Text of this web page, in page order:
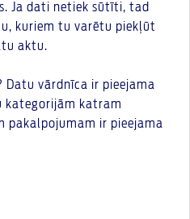
Ja dati netiek sūtīti, tad
kuriem tu varētu piekļūt
aktu.
Datu vārdnīca ir pieejama
kategorijām katram
pakalpojumam ir pieejama